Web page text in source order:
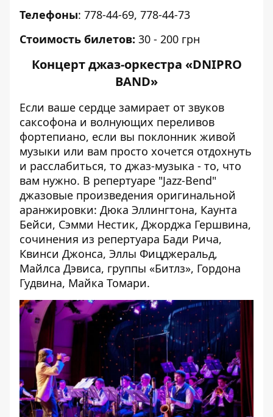
Телефоны: 778-44-69, 778-44-73
Стоимость билетов: 30 - 200 грн
Концерт джаз-оркестра «DNIPRO
BAND»
Если ваше сердце замирает от звуков
саксофона и волнующих переливов
фортепиано, если вы поклонник живой
музыки или вам просто хочется отдохнуть
и расслабиться, то джаз-музыка - то, что
вам нужно. В репертуаре "Jazz-Bend"
джазовые произведения оригинальной
аранжировки: Дюка Эллингтона, Каунта
Бейси, Сэмми Нестик, Джорджа Гершвина,
сочинения из репертуара Бади Рича,
Квинси Джонса, Эллы Фицджеральд,
Майлса Дэвиса, группы «Битлз», Гордона
Гудвина, Майка Томари.